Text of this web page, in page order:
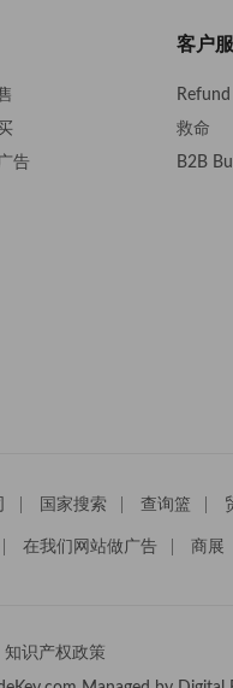
告
客户
救命
B2B
国家搜索 查询篮
在我们网站做广告 商展
知识产权政策